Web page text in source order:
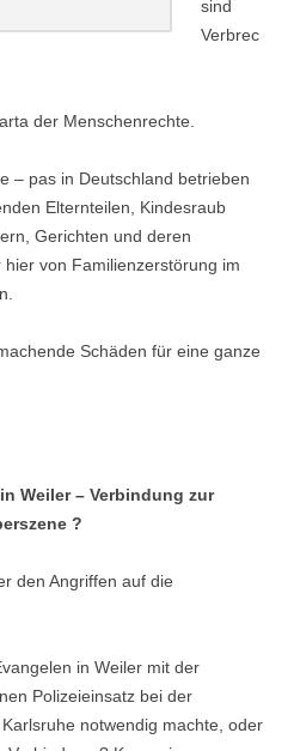
sind
Verbrec
der Menschenrechte.
– pas in Deutschland betrieben
Elternteilen, Kindesraub
Gerichten und deren
von Familienzerstörung im
Schäden für eine ganze
Weiler – Verbindung zur
?
den Angriffen auf die
in Weiler mit der
Polizeieinsatz bei der
notwendig machte, oder